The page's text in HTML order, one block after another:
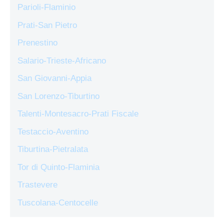
Parioli-Flaminio
Prati-San Pietro
Prenestino
Salario-Trieste-Africano
San Giovanni-Appia
San Lorenzo-Tiburtino
Talenti-Montesacro-Prati Fiscale
Testaccio-Aventino
Tiburtina-Pietralata
Tor di Quinto-Flaminia
Trastevere
Tuscolana-Centocelle